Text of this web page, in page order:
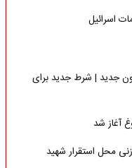
اسرائیل
جدید | شرط جدید برای
آغاز شد
محل استقرار شهید